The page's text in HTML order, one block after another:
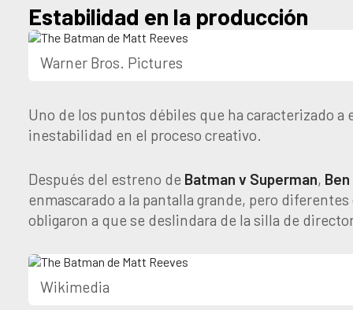
Estabilidad en la producción
Warner Bros. Pictures
Uno de los puntos débiles que ha caracterizado
inestabilidad en el proceso creativo.
Después del estreno de Batman v Superman,
enmascarado a la pantalla grande, pero
obligaron a que se deslindara de la silla de
Wikimedia